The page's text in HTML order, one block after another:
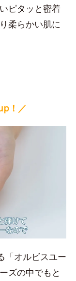
ピタッと密着
柔らかい肌に
！／
「オルビスユー
ズの中でもと